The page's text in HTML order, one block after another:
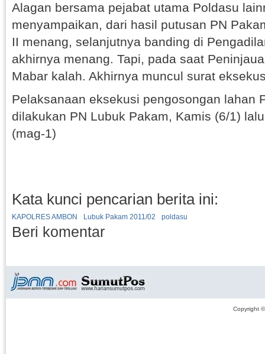
Alagan bersama pejabat utama Poldasu
menyampaikan, dari hasil putusan PN
II menang, selanjutnya banding di
akhirnya menang. Tapi, pada saat
Mabar kalah. Akhirnya muncul surat
Pelaksanaan eksekusi pengosongan lahan
dilakukan PN Lubuk Pakam, Kamis (6/1)
(mag-1)
Kata kunci pencarian berita ini:
KAPOLRES AMBON Lubuk Pakam 2011/02 poldasu
Beri komentar
Copyright